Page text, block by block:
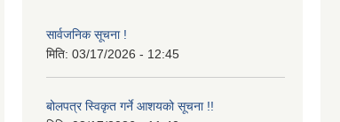
सार्वजनिक सूचना !
मिति: 03/17/2026 - 12:45
बोलपत्र स्विकृत गर्ने आशयको सूचना !!